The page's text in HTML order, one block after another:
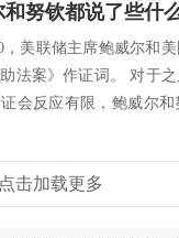
和努钦都说了些什
，美联储主席鲍威尔和
法案》作证词。 对于
会反应有限，鲍威尔
点击加载更多